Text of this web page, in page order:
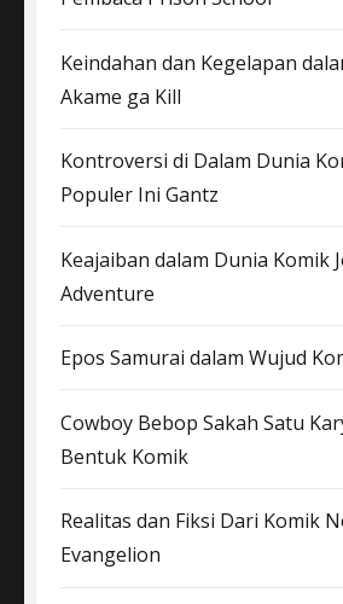
Keindahan dan Kegelapan
Akame ga Kill
Kontroversi di Dalam Dunia
Populer Ini Gantz
Keajaiban dalam Dunia Komik
Adventure
Epos Samurai dalam Wujud
Cowboy Bebop Sakah Satu
Bentuk Komik
Realitas dan Fiksi Dari Komik
Evangelion